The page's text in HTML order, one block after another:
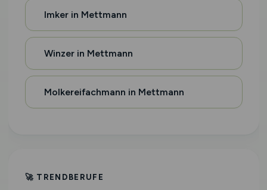
Imker in Mettmann
Winzer in Mettmann
Molkereifachmann in Mettmann
🚀 TRENDBERUFE